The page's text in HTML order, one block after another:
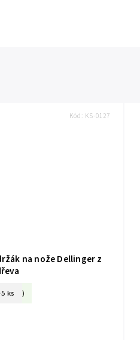
na nože Dellinger z
ks )
Kód: KS-0127